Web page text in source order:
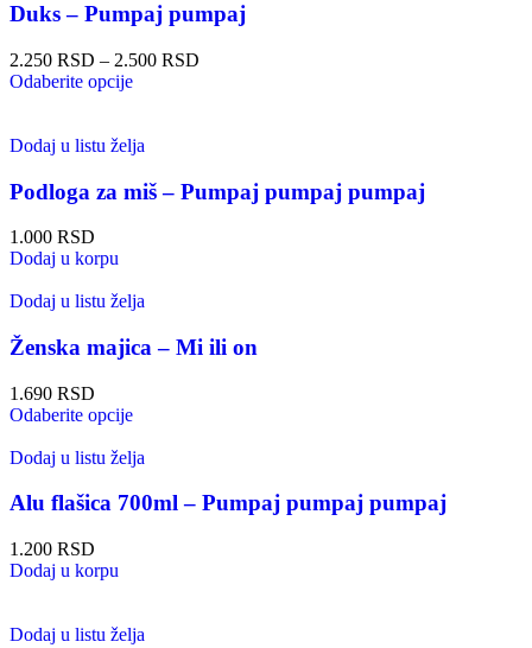
Duks – Pumpaj pumpaj
2.250 RSD – 2.500 RSD
Odaberite opcije
Dodaj u listu želja
Podloga za miš – Pumpaj pumpaj pumpaj
1.000 RSD
Dodaj u korpu
Dodaj u listu želja
Ženska majica – Mi ili on
1.690 RSD
Odaberite opcije
Dodaj u listu želja
Alu flašica 700ml – Pumpaj pumpaj pumpaj
1.200 RSD
Dodaj u korpu
Dodaj u listu želja